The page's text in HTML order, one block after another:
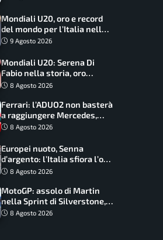
Mondiali U20, oro e record
del mondo per l’Italia nella
4×100 mista: Doualla
9 Agosto 2026
Mondiali U20: Serena Di
Fabio nella storia, oro
dominio totale nei 5000 di
8 Agosto 2026
Ferrari: l’ADUO2 non basterà
a raggiungere Mercedes,
novità per la Macarena
8 Agosto 2026
Europei nuoto, Senna
d’argento: l’Italia sfiora l’oro
nella staffetta, Paltrinieri
8 Agosto 2026
MotoGP: assolo di Martin
nella Sprint di Silverstone,
trionfo totale Aprilia
8 Agosto 2026